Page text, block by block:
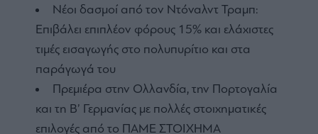
Nέοι δασμοί από τον Ντόναλντ Τραμπ:
Επιβάλει επιπλέον φόρους 15% και ελάχιστες
τιμές εισαγωγής στο πολυπυρίτιο και στα
παράγωγά του
Πρεμιέρα στην Ολλανδία, την Πορτογαλία
και τη Β’ Γερμανίας με πολλές στοιχηματικές
επιλογές από το ΠΑΜΕ ΣΤΟΙΧΗΜΑ